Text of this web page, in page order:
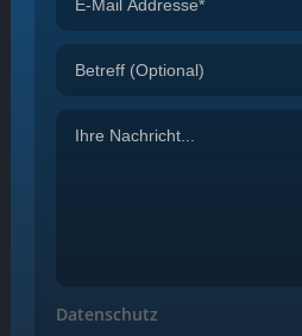
Datenschutz